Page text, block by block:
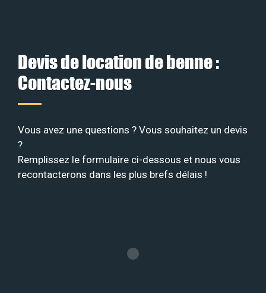
Devis de location de benne :
Contactez-nous
Vous avez une questions ? Vous souhaitez un devis
?
Remplissez le formulaire ci-dessous et nous vous
recontacterons dans les plus brefs délais !